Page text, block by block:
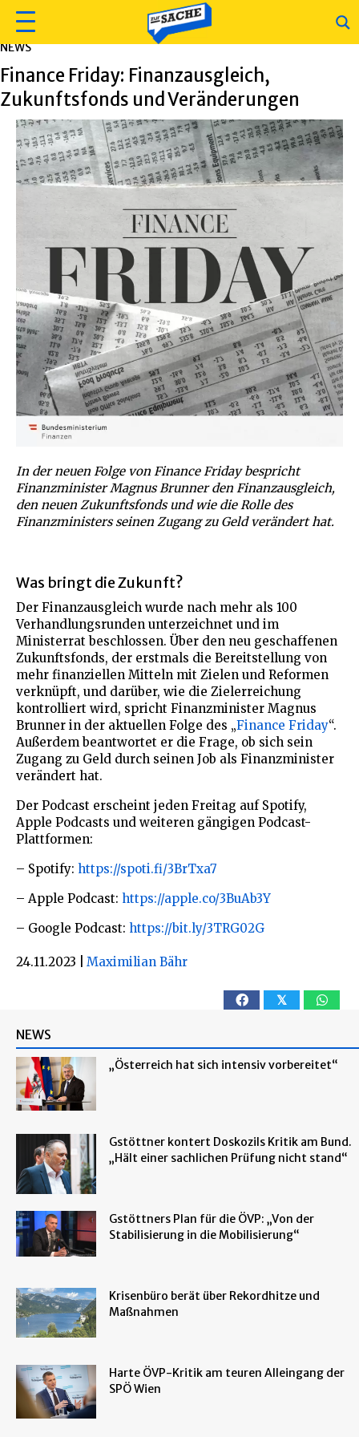
NEWS
Finance Friday: Finanzausgleich,
Zukunftsfonds und Veränderungen
In der neuen Folge von Finance Friday bespricht
Finanzminister Magnus Brunner den Finanzausgleich,
den neuen Zukunftsfonds und wie die Rolle des
Finanzministers seinen Zugang zu Geld verändert hat.
Was bringt die Zukunft?
Der Finanzausgleich wurde nach mehr als 100
Verhandlungsrunden unterzeichnet und im
Ministerrat beschlossen. Über den neu geschaffenen
Zukunftsfonds, der erstmals die Bereitstellung von
mehr finanziellen Mitteln mit Zielen und Reformen
verknüpft, und darüber, wie die Zielerreichung
kontrolliert wird, spricht Finanzminister Magnus
Brunner in der aktuellen Folge des „Finance Friday“.
Außerdem beantwortet er die Frage, ob sich sein
Zugang zu Geld durch seinen Job als Finanzminister
verändert hat.
Der Podcast erscheint jeden Freitag auf Spotify,
Apple Podcasts und weiteren gängigen Podcast-
Plattformen:
– Spotify: https://spoti.fi/3BrTxa7
– Apple Podcast: https://apple.co/3BuAb3Y
– Google Podcast: https://bit.ly/3TRG02G
24.11.2023 Maximilian Bähr
𝕏
NEWS
„Österreich hat sich intensiv vorbereitet“
Gstöttner kontert Doskozils Kritik am Bund.
„Hält einer sachlichen Prüfung nicht stand“
Gstöttners Plan für die ÖVP: „Von der
Stabilisierung in die Mobilisierung“
Krisenbüro berät über Rekordhitze und
Maßnahmen
Harte ÖVP-Kritik am teuren Alleingang der
SPÖ Wien